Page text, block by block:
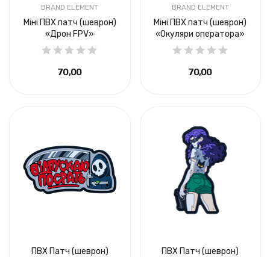
BRAND ELEMENT
Міні ПВХ патч (шеврон)
«Дрон FPV»
70,00 ₴
BRAND ELEMENT
Міні ПВХ патч (шеврон)
«Окуляри оператора»
70,00 ₴
ПВХ Патч (шеврон) ПВХ Патч (шеврон)